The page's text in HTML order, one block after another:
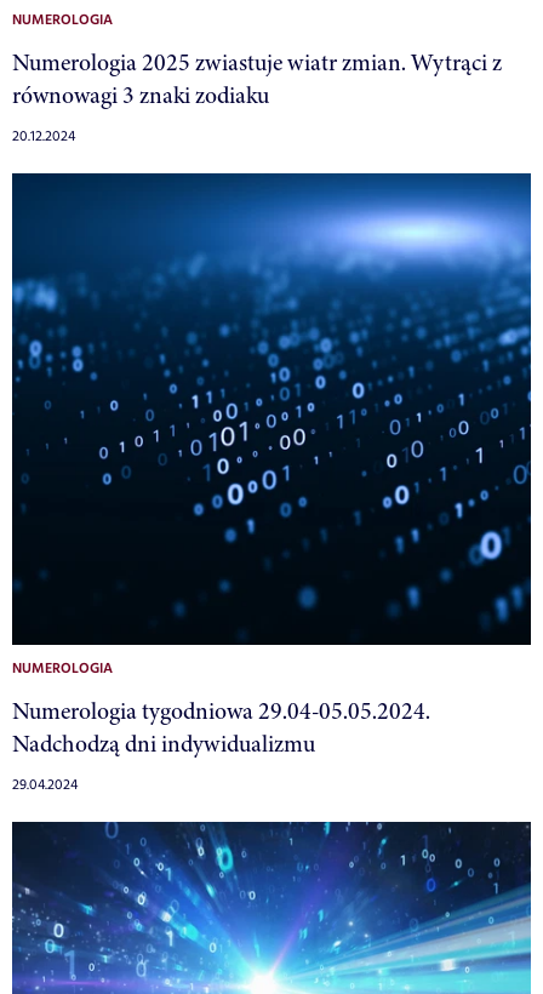
NUMEROLOGIA
Numerologia 2025 zwiastuje wiatr zmian. Wytrąci z
równowagi 3 znaki zodiaku
20.12.2024
NUMEROLOGIA
Numerologia tygodniowa 29.04-05.05.2024.
Nadchodzą dni indywidualizmu
29.04.2024